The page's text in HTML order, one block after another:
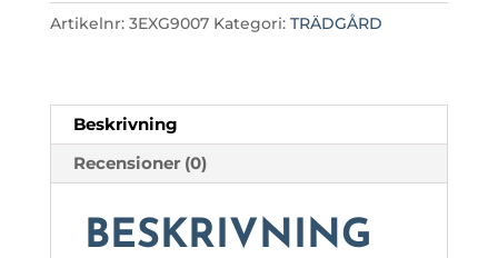
Artikelnr: 3EXG9007 Kategori: TRÄDGÅRD
Beskrivning
Recensioner (0)
BESKRIVNING